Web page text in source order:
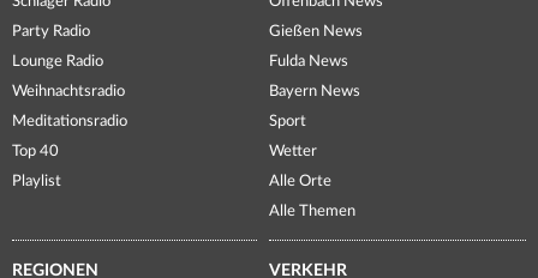
Party Radio
Lounge Radio
Weihnachtsradio
Meditationsradio
Top 40
Playlist
Gießen News
Fulda News
Bayern News
Sport
Wetter
Alle Orte
Alle Themen
REGIONEN VERKEHR